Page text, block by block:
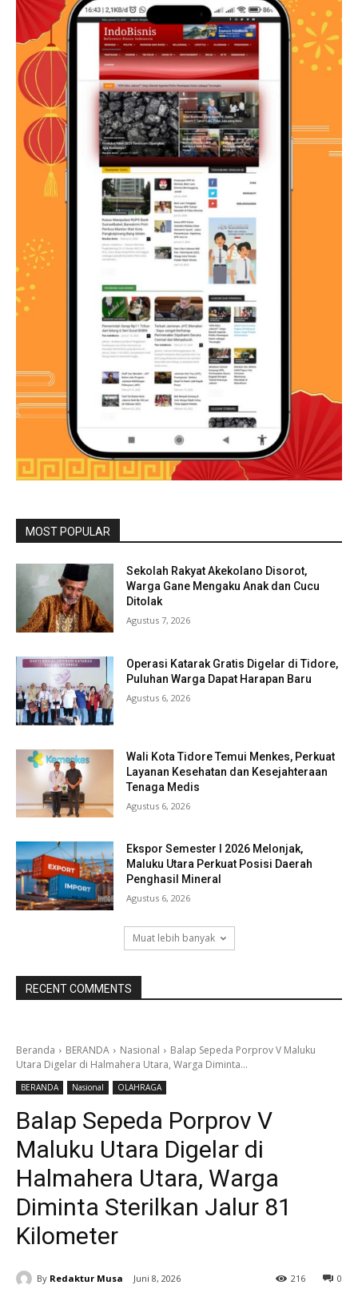
MOST POPULAR
Sekolah Rakyat Akekolano Disorot,
Warga Gane Mengaku Anak dan Cucu
Ditolak
Agustus 7, 2026
Operasi Katarak Gratis Digelar di Tidore,
Puluhan Warga Dapat Harapan Baru
Agustus 6, 2026
Wali Kota Tidore Temui Menkes, Perkuat
Layanan Kesehatan dan Kesejahteraan
Tenaga Medis
Agustus 6, 2026
Ekspor Semester I 2026 Melonjak,
Maluku Utara Perkuat Posisi Daerah
Penghasil Mineral
Agustus 6, 2026
Muat lebih banyak
RECENT COMMENTS